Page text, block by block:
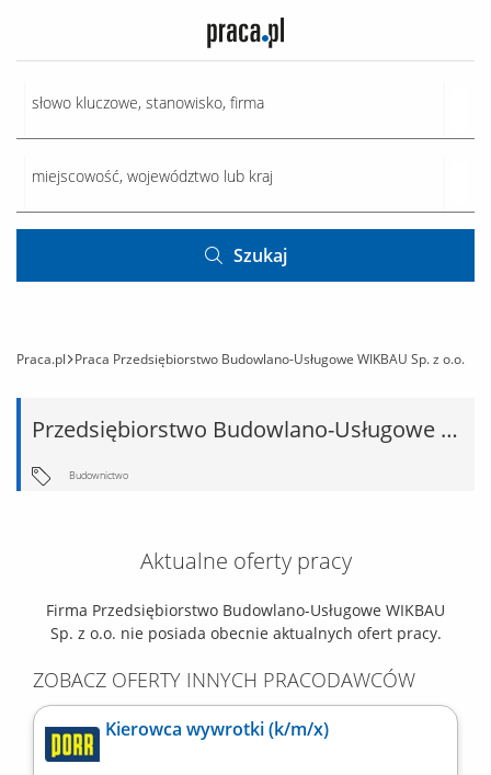
Szukaj
Praca.pl Praca Przedsiębiorstwo Budowlano-Usługowe WIKBAU Sp. z o.o.
Przedsiębiorstwo Budowlano-Usługowe WIKBAU Sp. z o.o.
Budownictwo
Aktualne oferty pracy
Firma Przedsiębiorstwo Budowlano-Usługowe WIKBAU
Sp. z o.o. nie posiada obecnie aktualnych ofert pracy.
ZOBACZ OFERTY INNYCH PRACODAWCÓW
Kierowca wywrotki (k/m/x)